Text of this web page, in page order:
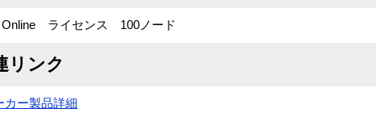
Online ライセンス 100ノード
リンク
カー製品詳細